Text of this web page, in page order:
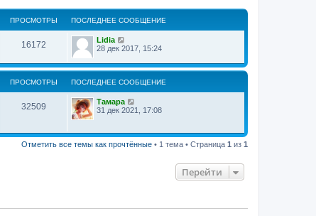
ПРОСМОТРЫ ПОСЛЕДНЕЕ СООБЩЕНИЕ
16172
Lidia
28 дек 2017, 15:24
ПРОСМОТРЫ ПОСЛЕДНЕЕ СООБЩЕНИЕ
32509
Тамара
31 дек 2021, 17:08
Отметить все темы как прочтённые • 1 тема • Страница 1 из 1
Перейти